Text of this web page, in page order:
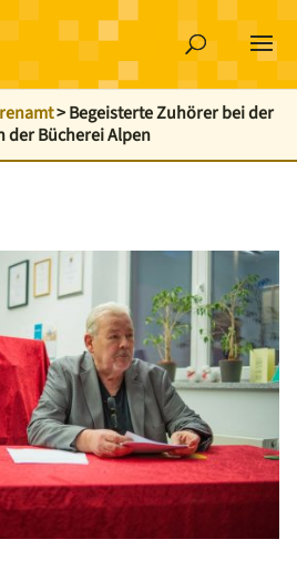
>Begeisterte Zuhörer bei der
der Bücherei Alpen